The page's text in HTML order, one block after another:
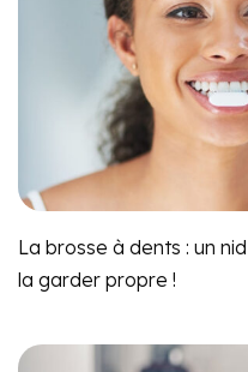
La brosse à dents : un
la garder propre !